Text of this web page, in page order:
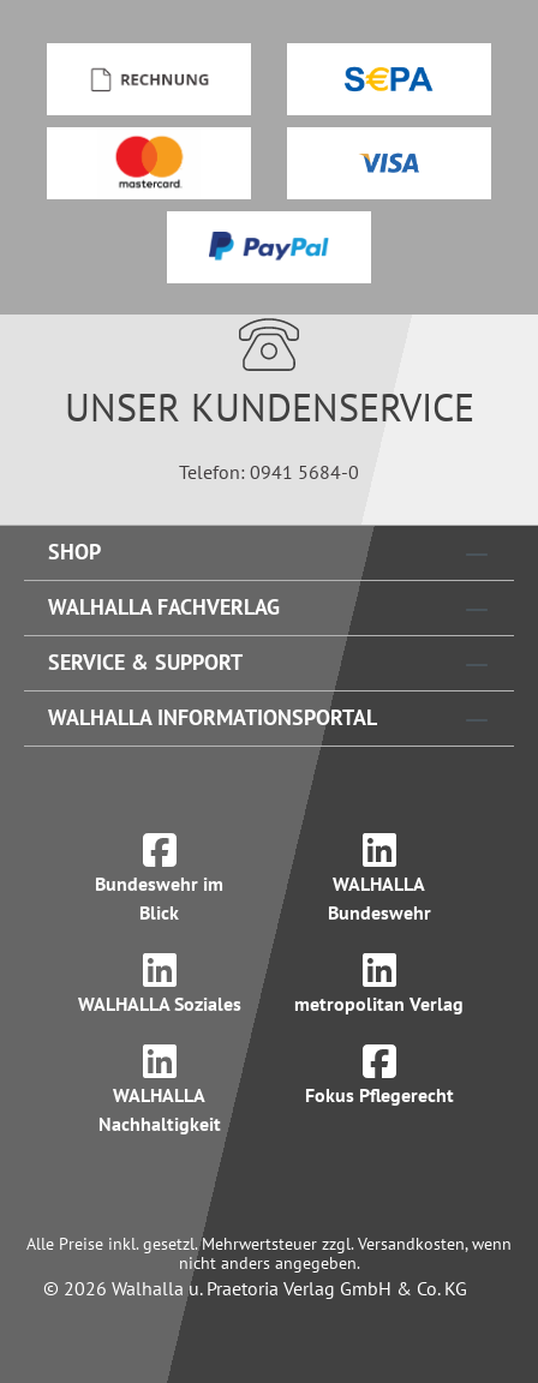
UNSER KUNDENSERVICE
Telefon: 0941 5684-0
SHOP
WALHALLA FACHVERLAG
SERVICE & SUPPORT
WALHALLA INFORMATIONSPORTAL
Bundeswehr im
Blick
WALHALLA
Bundeswehr
WALHALLA Soziales metropolitan Verlag
WALHALLA
Nachhaltigkeit
Fokus Pflegerecht
Alle Preise inkl. gesetzl. Mehrwertsteuer zzgl. Versandkosten, wenn
nicht anders angegeben.
© 2026 Walhalla u. Praetoria Verlag GmbH & Co. KG